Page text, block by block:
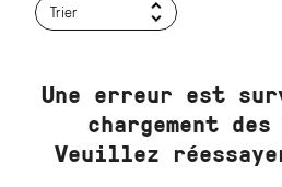
Trier
Une erreur est
chargement
Veuillez